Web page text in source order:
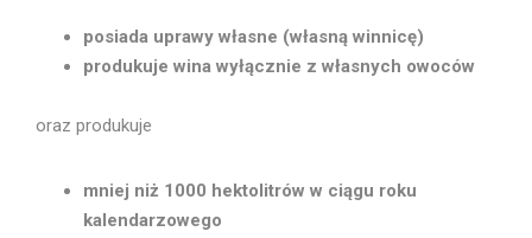
posiada uprawy własne (własną winnicę)
produkuje wina wyłącznie z własnych owoców
oraz produkuje
mniej niż 1000 hektolitrów w ciągu roku
kalendarzowego